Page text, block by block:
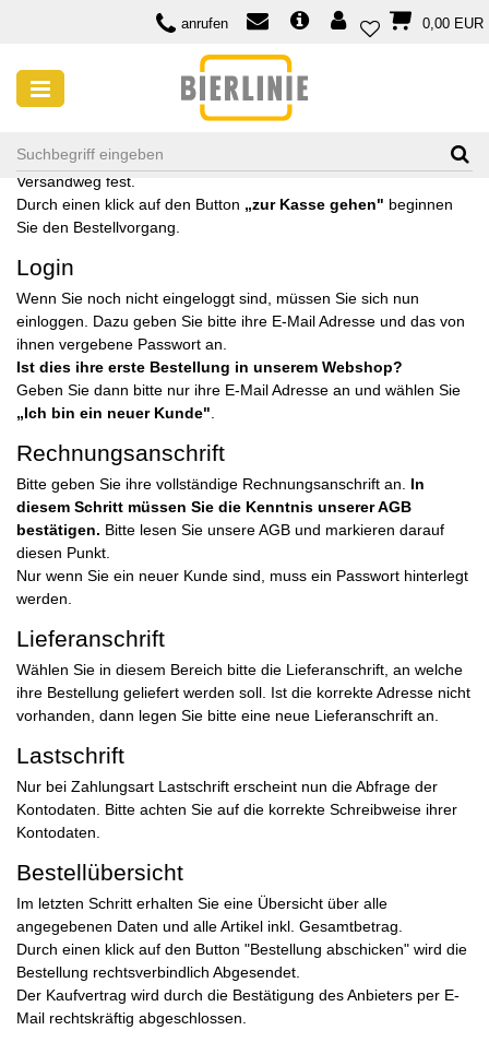
anrufen 0,00 EUR
Im Warenkorb legen Sie bitte die Artikelmenge, Zahlungsart und
Versandweg fest.
Durch einen klick auf den Button „zur Kasse gehen" beginnen
Sie den Bestellvorgang.
Login
Wenn Sie noch nicht eingeloggt sind, müssen Sie sich nun
einloggen. Dazu geben Sie bitte ihre E-Mail Adresse und das von
ihnen vergebene Passwort an.
Ist dies ihre erste Bestellung in unserem Webshop?
Geben Sie dann bitte nur ihre E-Mail Adresse an und wählen Sie
„Ich bin ein neuer Kunde"
Rechnungsanschrift
Bitte geben Sie ihre vollständige Rechnungsanschrift an. In
diesem Schritt müssen Sie die Kenntnis unserer AGB
bestätigen. Bitte lesen Sie unsere AGB und markieren darauf
diesen Punkt.
Nur wenn Sie ein neuer Kunde sind, muss ein Passwort hinterlegt
werden.
Lieferanschrift
Wählen Sie in diesem Bereich bitte die Lieferanschrift, an welche
ihre Bestellung geliefert werden soll. Ist die korrekte Adresse nicht
vorhanden, dann legen Sie bitte eine neue Lieferanschrift an.
Lastschrift
Nur bei Zahlungsart Lastschrift erscheint nun die Abfrage der
Kontodaten. Bitte achten Sie auf die korrekte Schreibweise ihrer
Kontodaten.
Bestellübersicht
Im letzten Schritt erhalten Sie eine Übersicht über alle
angegebenen Daten und alle Artikel inkl. Gesamtbetrag.
Durch einen klick auf den Button "Bestellung abschicken" wird die
Bestellung rechtsverbindlich Abgesendet.
Der Kaufvertrag wird durch die Bestätigung des Anbieters per E-
Mail rechtskräftig abgeschlossen.